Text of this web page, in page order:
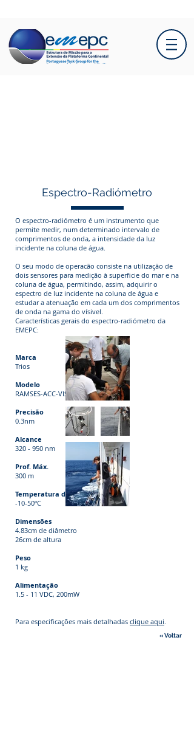
Espectro-Radiómetro
O espectro-radiómetro é um instrumento que
permite medir, num determinado intervalo de
comprimentos de onda, a intensidade da luz
incidente na coluna de água.
O seu modo de operacão consiste na utilização de
dois sensores para medição à superficie do mar e na
coluna de água, permitindo, assim, adquirir o
espectro de luz incidente na coluna de água e
estudar a atenuação em cada um dos comprimentos
de onda na gama do vísivel.
Características gerais do espectro-radiómetro da
EMEPC:
Marca
Trios
Modelo
RAMSES-ACC-VIS
Precisão
0.3nm
Alcance
320 - 950 nm
Prof. Máx.
300 m
Temperatura de operação
-10-50ºC
Dimensões
4.83cm de diâmetro
26cm de altura
Peso
1 kg
Alimentação
1.5 - 11 VDC, 200mW
Para especificações mais detalhadas clique aqui.
« Voltar